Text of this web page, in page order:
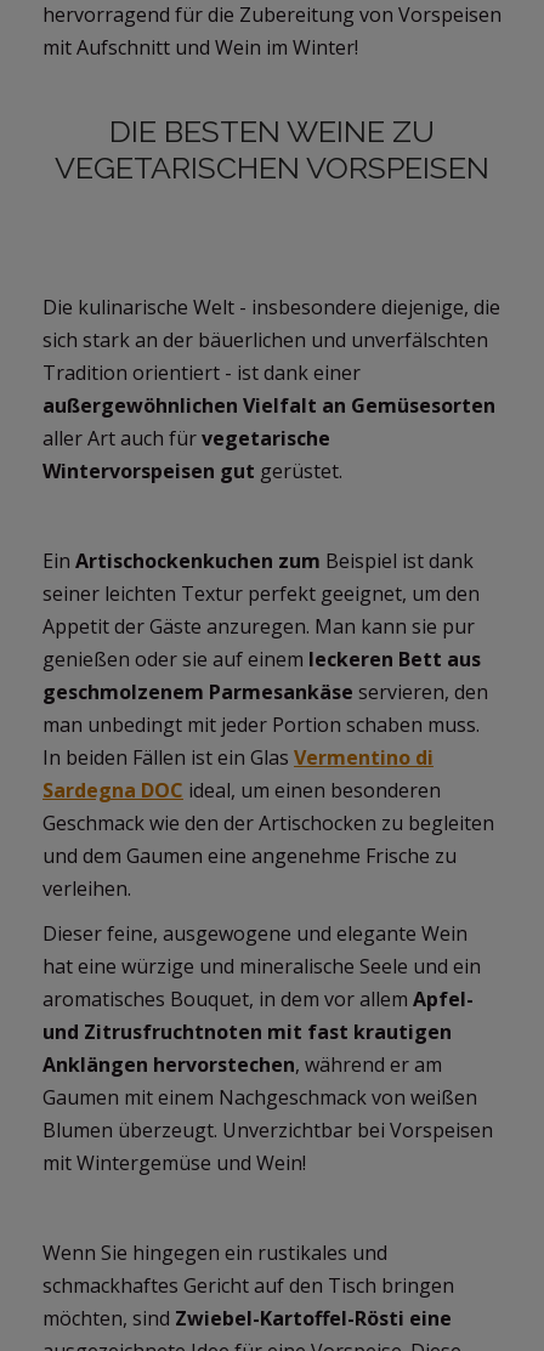
hervorragend für die Zubereitung von Vorspeisen
mit Aufschnitt und Wein im Winter!
DIE BESTEN WEINE ZU
VEGETARISCHEN VORSPEISEN
Die kulinarische Welt - insbesondere diejenige, die
sich stark an der bäuerlichen und unverfälschten
Tradition orientiert - ist dank einer
außergewöhnlichen Vielfalt an Gemüsesorten
aller Art auch fürvegetarische
Wintervorspeisen gut gerüstet.
Ein Artischockenkuchen zum Beispiel ist dank
seiner leichten Textur perfekt geeignet, um den
Appetit der Gäste anzuregen. Man kann sie pur
genießen oder sie auf einem leckeren Bett aus
geschmolzenem Parmesankäse servieren, den
man unbedingt mit jeder Portion schaben muss.
In beiden Fällen ist ein Glas Vermentino di
Sardegna DOC ideal, um einen besonderen
Geschmack wie den der Artischocken zu begleiten
und dem Gaumen eine angenehme Frische zu
verleihen.
Dieser feine, ausgewogene und elegante Wein
hat eine würzige und mineralische Seele und ein
aromatisches Bouquet, in dem vor allem Apfel-
und Zitrusfruchtnoten mit fast krautigen
Anklängen hervorstechen, während er am
Gaumen mit einem Nachgeschmack von weißen
Blumen überzeugt. Unverzichtbar bei Vorspeisen
mit Wintergemüse und Wein!
Wenn Sie hingegen ein rustikales und
schmackhaftes Gericht auf den Tisch bringen
möchten, sind Zwiebel-Kartoffel-Rösti eine